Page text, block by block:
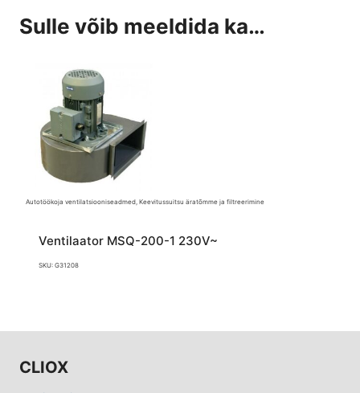
Sulle võib meeldida ka…
Autotöökoja ventilatsiooniseadmed, Keevitussuitsu äratõmme ja filtreerimine
Ventilaator MSQ-200-1 230V~
SKU: G31208
CLIOX